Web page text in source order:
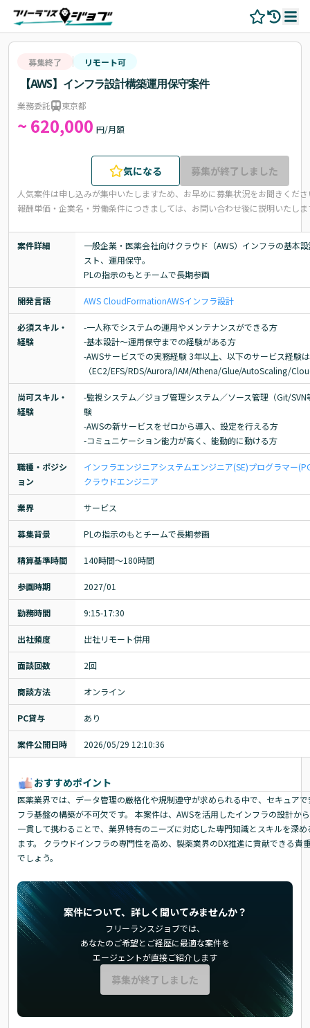
募集終了 リモート可
【AWS】インフラ設計構築運用保守案件
業務委託 東京都
~ 620,000 円/月額
気になる 募集が終了しました
人気案件は申し込みが集中いたしますため、お早めに募集状況をお聞きくだ
報酬単価・企業名・労働条件につきましては、お問い合わせ後に説明いたしま
案件詳細
一般企業・医薬会社向けクラウド（AWS）インフラの基本
スト、運用保守。
PLの指示のもとチームで長期参画
開発言語 AWS CloudFormationAWSインフラ設計
必須スキル・
経験
-一人称でシステムの運用やメンテナンスができる方
-基本設計～運用保守までの経験がある方
-AWSサービスでの実務経験 3年以上、以下のサービス経験
（EC2/EFS/RDS/Aurora/IAM/Athena/Glue/AutoScaling/
尚可スキル・
経験
-監視システム／ジョブ管理システム／ソース管理（Git/SVN
験
-AWSの新サービスをゼロから導入、設定を行える方
-コミュニケーション能力が高く、能動的に動ける方
職種・ポジシ
ョン
インフラエンジニアシステムエンジニア(SE)プログラマー
クラウドエンジニア
業界 サービス
募集背景 PLの指示のもとチームで長期参画
精算基準時間 140時間〜180時間
参画時期 2027/01
勤務時間 9:15-17:30
出社頻度 出社リモート併用
面談回数 2回
商談方法 オンライン
PC貸与 あり
案件公開日時 2026/05/29 12:10:36
おすすめポイント
医薬業界では、データ管理の厳格化や規制遵守が求められる中で、セキュア
フラ基盤の構築が不可欠です。 本案件は、AWSを活用したインフラの設計か
一貫して携わることで、業界特有のニーズに対応した専門知識とスキルを深
ます。 クラウドインフラの専門性を高め、製薬業界のDX推進に貢献できる貴
でしょう。
案件について、詳しく聞いてみませんか？
フリーランスジョブでは、
あなたのご希望とご経歴に最適な案件を
エージェントが直接ご紹介します
募集が終了しました